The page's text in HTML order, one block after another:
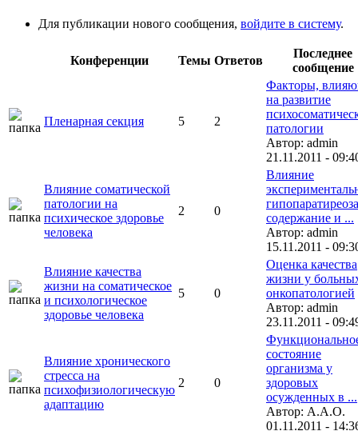
Для публикации нового сообщения, войдите в систему.
Конференции Темы Ответов
Последнее
сообщение
Пленарная секция 5 2
Факторы,
на развитие
патологии
Автор: admin
21.11.2011 -
Влияние соматической
патологии на
психическое здоровье
человека
2 0
Влияние
содержание и ...
Автор: admin
15.11.2011 -
Влияние качества
жизни на соматическое
и психологическое
здоровье человека
5 0
Оценка качества
жизни у
онкопатологией
Автор: admin
23.11.2011 -
Влияние хронического
стресса на
психофизиологическую
адаптацию
2 0
состояние
организма у
здоровых
осужденных в ...
Автор: А.А.O.
01.11.2011 -